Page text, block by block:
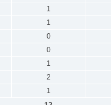
1
1
0
0
1
2
1